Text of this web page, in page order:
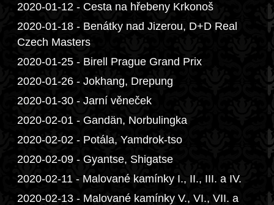
2020-01-12 - Cesta na hřebeny Krkonoš
2020-01-18 - Benátky nad Jizerou, D+D Real
Czech Masters
2020-01-25 - Birell Prague Grand Prix
2020-01-26 - Jokhang, Drepung
2020-01-30 - Jarní věneček
2020-02-01 - Gandän, Norbulingka
2020-02-02 - Potála, Yamdrok-tso
2020-02-09 - Gyantse, Shigatse
2020-02-11 - Malované kamínky I., II., III. a IV.
2020-02-13 - Malované kamínky V., VI., VII. a